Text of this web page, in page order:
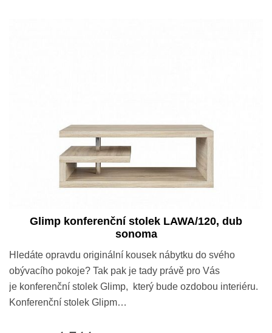
Glimp konferenční stolek LAWA/120, dub
sonoma
Hledáte opravdu originální kousek nábytku do svého
obývacího pokoje? Tak pak je tady právě pro Vás
je konferenční stolek Glimp, který bude ozdobou interiéru.
Konferenční stolek Glipm…